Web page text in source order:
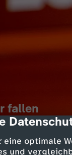
dialog-
eine optimale
und
fallen
29 Min.
verzaubert